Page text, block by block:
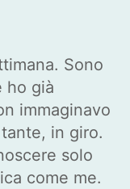
Sono
ho già
immaginavo
in giro.
solo
come me.